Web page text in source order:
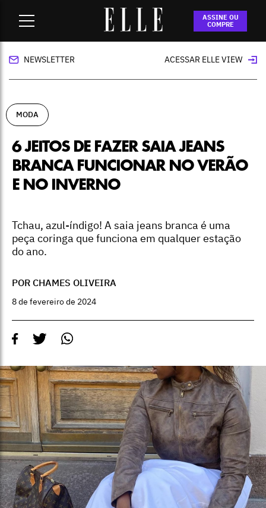
ASSINE OU
COMPRE
6 jeitos de fazer saia jeans branca funcionar
no verão e no inverno
NEWSLETTER ACESSAR ELLE VIEW
MODA
6 JEITOS DE FAZER SAIA JEANS
BRANCA FUNCIONAR NO VERÃO
E NO INVERNO
Tchau, azul-índigo! A saia jeans branca é uma
peça coringa que funciona em qualquer estação
do ano.
POR CHAMES OLIVEIRA
8 de fevereiro de 2024